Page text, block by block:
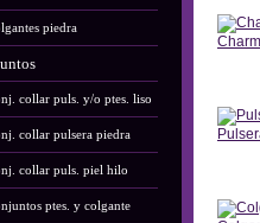
piedra
collar puls. y/o ptes. liso
collar pulsera piedra
collar puls. piel hilo
ptes. y colgante